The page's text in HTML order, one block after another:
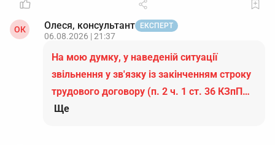
ОК Олеся, консультант ЕКСПЕРТ
06.08.2026 | 21:37
На мою думку, у наведеній ситуації
звільнення у зв'язку із закінченням строку
трудового договору (п. 2 ч. 1 ст. 36 КЗпП…
Ще